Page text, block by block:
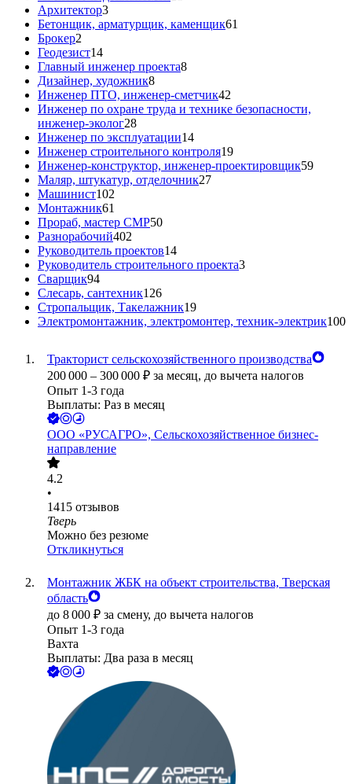
Архитектор3
Бетонщик, арматурщик, каменщик61
Брокер2
Геодезист14
Главный инженер проекта8
Дизайнер, художник8
Инженер ПТО, инженер-сметчик42
Инженер по охране труда и технике безопасности,
инженер-эколог28
Инженер по эксплуатации14
Инженер строительного контроля19
Инженер-конструктор, инженер-проектировщик59
Маляр, штукатур, отделочник27
Машинист102
Монтажник61
Прораб, мастер СМР50
Разнорабочий402
Руководитель проектов14
Руководитель строительного проекта3
Сварщик94
Слесарь, сантехник126
Стропальщик, Такелажник19
Электромонтажник, электромонтер, техник-электрик100
Тракторист сельскохозяйственного производства
200 000 – 300 000 ₽ за месяц, до вычета налогов
Опыт 1-3 года
Выплаты: Раз в месяц
ООО «РУСАГРО», Сельскохозяйственное бизнес-
направление
4.2
•
1415 отзывов
Тверь
Можно без резюме
Откликнуться
Монтажник ЖБК на объект строительства, Тверская
область
до 8 000 ₽ за смену, до вычета налогов
Опыт 1-3 года
Вахта
Выплаты: Два раза в месяц